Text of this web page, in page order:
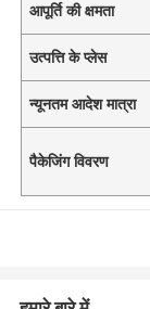
आपूर्ति की क्षमता
उत्पत्ति के प्लेस
न्यूनतम आदेश मात्रा
पैकेजिंग विवरण